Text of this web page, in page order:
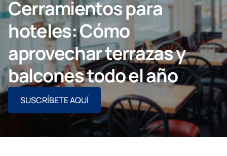
Particulares
Grupo Lumon
CONTACTO PROFESIONAL
Cerramientos para
hoteles: Cómo
aprovechar terrazas y
balcones todo el año
SUSCRÍBETE AQUÍ